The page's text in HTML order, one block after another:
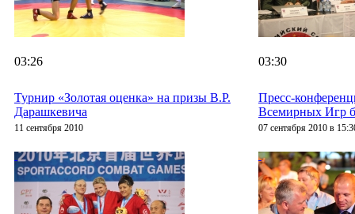
03:26
Турнир «Золотая оценка» на призы В.Р.
Дарашкевича
11 сентября 2010
03:30
Пресс-
Всемирных Игр
07 сентября 2010 в